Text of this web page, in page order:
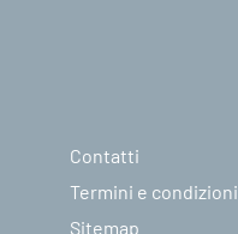
Contatti
Termini e condizioni
Sitemap